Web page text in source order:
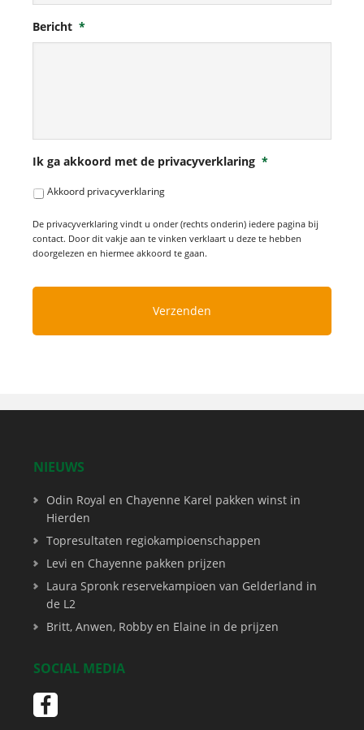
Bericht *
Ik ga akkoord met de privacyverklaring *
Akkoord privacyverklaring
De privacyverklaring vindt u onder (rechts onderin) iedere pagina bij
contact. Door dit vakje aan te vinken verklaart u deze te hebben
doorgelezen en hiermee akkoord te gaan.
NIEUWS
Odin Royal en Chayenne Karel pakken winst in
Hierden
Topresultaten regiokampioenschappen
Levi en Chayenne pakken prijzen
Laura Spronk reservekampioen van Gelderland in
de L2
Britt, Anwen, Robby en Elaine in de prijzen
SOCIAL MEDIA